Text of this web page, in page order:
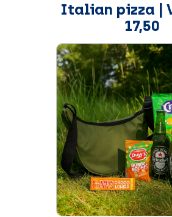
Italian pizza |
17,50